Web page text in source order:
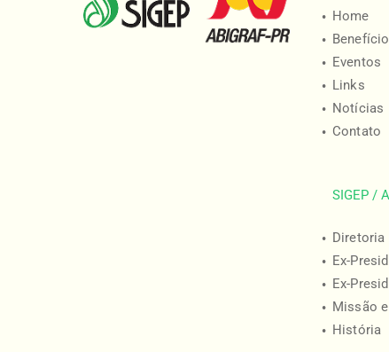
Home
Eventos
Links
Notícias
Contato
SIGEP /
Diretoria
Ex-
Ex-
Missão
História